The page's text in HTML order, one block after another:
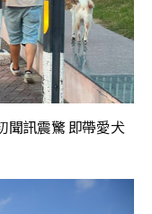
聞訊震驚 即帶愛犬